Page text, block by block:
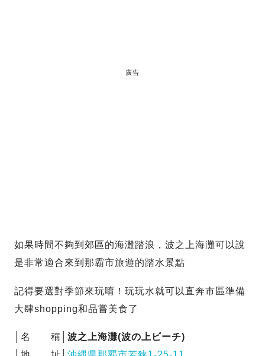
廣告
如果時間不夠到郊區的海灘踏浪，波之上海灘可以說
是非常適合來到那霸市旅遊的踏水景點
記得要選對季節來玩唷！玩玩水就可以直奔市區準備
大肆shopping和品嘗美食了
│名 稱│ 波之上海灘(波の上ビーチ)